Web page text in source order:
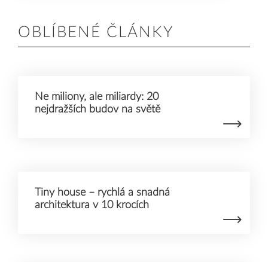
Přijmout
OBLÍBENÉ ČLÁNKY
Ne miliony, ale miliardy: 20
nejdražších budov na světě
Tiny house – rychlá a snadná
architektura v 10 krocích